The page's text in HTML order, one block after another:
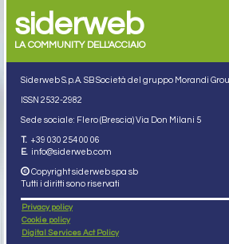
siderweb
LA COMMUNITY DELL'ACCIAIO
Siderweb S.p.A. SB Società del gruppo Morandi
ISSN 2532-2982
Sede sociale: Flero (Brescia) Via Don Milani 5
T. +39 030 254 00 06
E. info@siderweb.com
Copyright siderweb spa sb
Tutti i diritti sono riservati
Privacy policy
Cookie policy
Digital Services Act Policy